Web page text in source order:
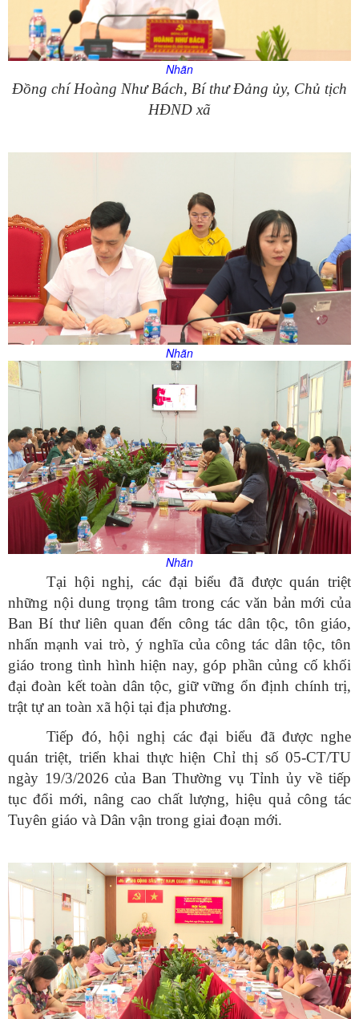
Nhãn
Đồng chí Hoàng Như Bách, Bí thư Đảng ủy, Chủ tịch
HĐND xã
Nhãn
Nhãn
Tại hội nghị, các đại biểu đã được quán triệt
những nội dung trọng tâm trong các văn bản mới của
Ban Bí thư liên quan đến công tác dân tộc, tôn giáo,
nhấn mạnh vai trò, ý nghĩa của công tác dân tộc, tôn
giáo trong tình hình hiện nay, góp phần củng cố khối
đại đoàn kết toàn dân tộc, giữ vững ổn định chính trị,
trật tự an toàn xã hội tại địa phương.
Tiếp đó, hội nghị các đại biểu đã được nghe
quán triệt, triển khai thực hiện Chỉ thị số 05-CT/TU
ngày 19/3/2026 của Ban Thường vụ Tỉnh ủy về tiếp
tục đổi mới, nâng cao chất lượng, hiệu quả công tác
Tuyên giáo và Dân vận trong giai đoạn mới.